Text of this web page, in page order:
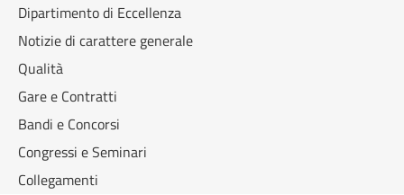
Dipartimento di Eccellenza
Notizie di carattere generale
Qualità
Gare e Contratti
Bandi e Concorsi
Congressi e Seminari
Collegamenti